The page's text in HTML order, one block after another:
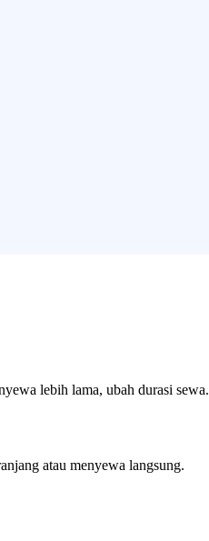
lebih lama, ubah durasi sewa.
atau menyewa langsung.